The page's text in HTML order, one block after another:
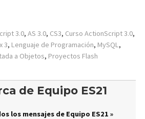
3.0,AS 3.0, CS3, Curso ActionScript 3.0,
3, Lenguaje de Programación, MySQL,
a Objetos, Proyectos Flash
de Equipo ES21
los mensajes de Equipo ES21 »